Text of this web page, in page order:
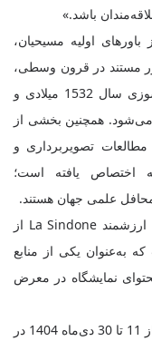
باشد.»
اولیه مسیحیان،
مستند در قرون وسطی،
جابه‌جایی میان شهرهای مختلف اروپا، آتش‌سوزی سال 1532 میلادی و
می‌شود. همچنین بخشی از
تصویربرداری و
اختصاص یافته است؛
علمی جهان هستند.
از بخش‌های شاخص این رویداد، نمایش کتاب ارزشمند La Sindone از
به‌عنوان یکی از منابع
نمایشگاه در معرض
نمایشگاه «راز مقدس؛ روایتی از کفن تورین» از 11 تا 30 دی‌ماه 1404 در